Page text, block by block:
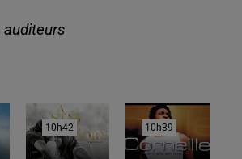
10h42
10h42 10h39
10h39